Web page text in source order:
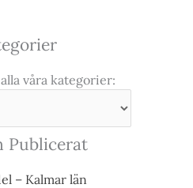
våra kategorier:
Publicerat
– Kalmar län